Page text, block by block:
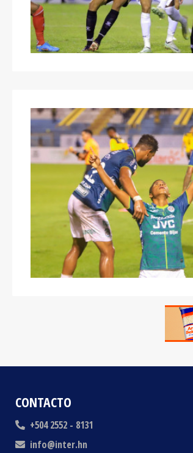
CONTACTO
+504 2552 - 8131
info@inter.hn